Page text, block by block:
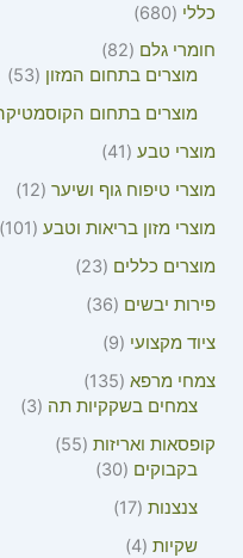
כללי
680
חומרי גלם
82
מוצרים בתחום המזון
53
מוצרים בתחום
מוצרי טבע
41
מוצרי טיפוח גוף ושיער 12
מוצרי מזון בריאות וטבע
101
מוצרים כללים
23
פירות יבשים
36
ציוד מקצועי
9
צמחי מרפא 135
צמחים בשקקיות תה
3
קופסאות ואריזות 55
בקבוקים
30
צנצנות 17
שקיות 4